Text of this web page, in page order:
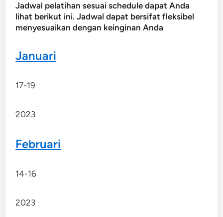
Jadwal pelatihan sesuai schedule dapat Anda
lihat berikut ini. Jadwal dapat bersifat fleksibel
menyesuaikan dengan keinginan Anda
Januari
17-19
2023
Februari
14-16
2023